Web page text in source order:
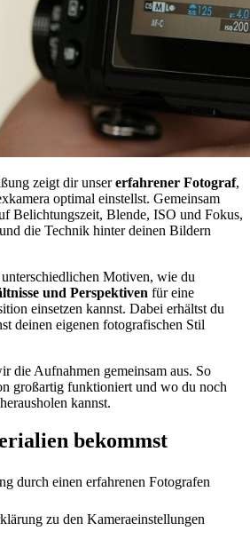
zeigt dir unsererfahrener Fotograf,
optimal einstellst. Gemeinsam
Belichtungszeit, Blende, ISO und Fokus,
die Technik hinter deinen Bildern
Motiven, wie du
und Perspektiven für eine
einsetzen kannst. Dabei erhältst du
deinen eigenen fotografischen Stil
die Aufnahmen gemeinsam aus. So
großartig funktioniert und wo du noch
kannst.
bekommst
durch einen erfahrenen Fotografen
zu den Kameraeinstellungen